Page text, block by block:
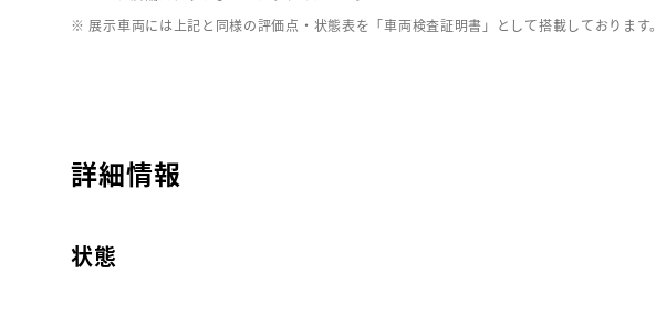
※ 展示車両には上記と同様の評価点・状態表を「車両検査証明書」として搭載しております。
詳細情報
状態